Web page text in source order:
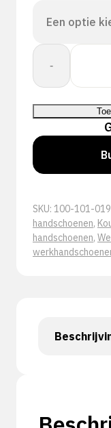
-
Towa:
PowerGrab
Thermo
Oranje
335
aantal
SKU: 100-101-
handschoenen,
handschoenen,